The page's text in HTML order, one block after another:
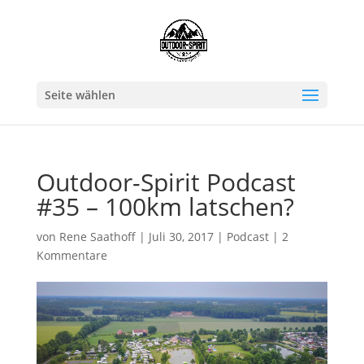
Seite wählen
Outdoor-Spirit Podcast
#35 – 100km latschen?
von Rene Saathoff| Juli 30, 2017| Podcast| 2
Kommentare